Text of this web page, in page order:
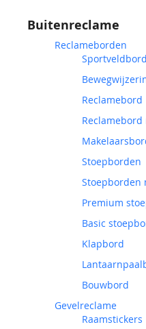
Buitenreclame
Reclameborden
Sportveldbord
Reclamebord
Stoepborden
Stoepborden
Premium
Basic
Klapbord
Bouwbord
Gevelreclame
Raamstickers